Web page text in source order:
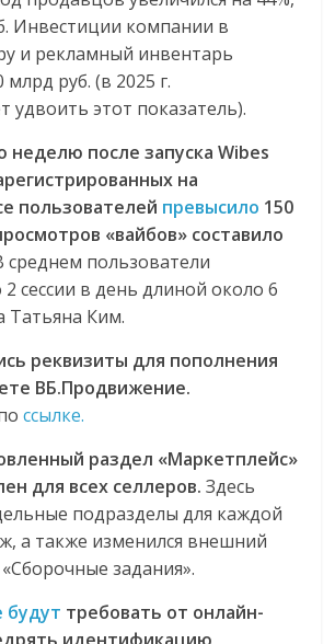
Инвестиции компании в
и рекламный инвентарь
руб. (в 2025 г.
удвоить этот показатель).
неделю после запуска Wibes
на
пользователей превысило 150
«вайбов» составило
среднем пользователи
сессии в день длиной около 6
Татьяна Ким.
реквизиты для пополнения
ВБ.Продвижение.
ссылке.
раздел «Маркетплейс»
для всех селлеров.Здесь
подразделы для каждой
а также изменился внешний
задания».
будут требовать от онлайн-